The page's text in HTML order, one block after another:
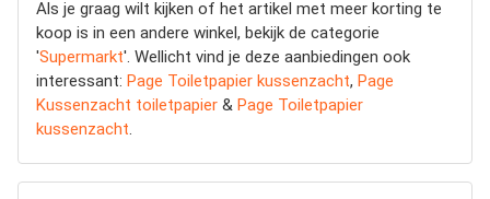
Als je graag wilt kijken of het artikel met meer korting te
koop is in een andere winkel, bekijk de categorie
'Supermarkt'. Wellicht vind je deze aanbiedingen ook
interessant: Page Toiletpapier kussenzacht, Page
Kussenzacht toiletpapier & Page Toiletpapier
kussenzacht.